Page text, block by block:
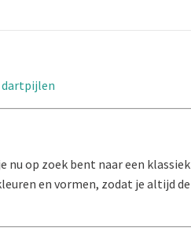
dartpijlen
op zoek bent naar een klassiek
en vormen, zodat je altijd de